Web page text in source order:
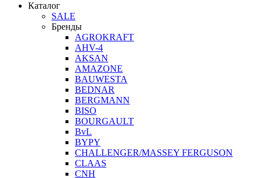
Каталог
SALE
Бренды
AGROKRAFT
AHV-4
AKSAN
AMAZONE
BAUWESTA
BEDNAR
BERGMANN
BISO
BOURGAULT
BvL
BYPY
CHALLENGER/MASSEY FERGUSON
CLAAS
CNH